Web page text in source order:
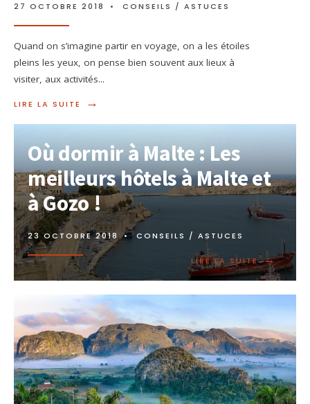
27 OCTOBRE 2018 • CONSEILS / ASTUCES
Quand on s’imagine partir en voyage, on a les étoiles
pleins les yeux, on pense bien souvent aux lieux à
visiter, aux activités...
LIRE LA SUITE →
Où dormir à Malte : Les
meilleurs hôtels à Malte et
à Gozo !
23 OCTOBRE 2018 • CONSEILS / ASTUCES
LIRE LA SUITE →